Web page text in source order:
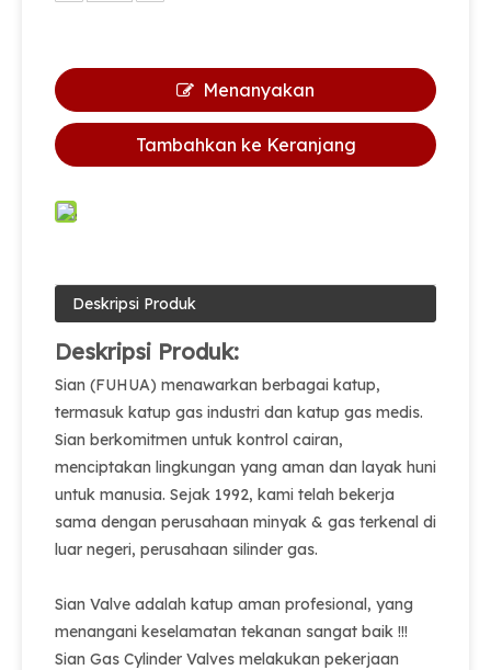
Menanyakan
Tambahkan ke Keranjang
Deskripsi Produk
Deskripsi Produk:
Sian (FUHUA) menawarkan berbagai katup,
termasuk katup gas industri dan katup gas medis.
Sian berkomitmen untuk kontrol cairan,
menciptakan lingkungan yang aman dan layak huni
untuk manusia. Sejak 1992, kami telah bekerja
sama dengan perusahaan minyak & gas terkenal di
luar negeri, perusahaan silinder gas.
Sian Valve adalah katup aman profesional, yang
menangani keselamatan tekanan sangat baik !!!
Sian Gas Cylinder Valves melakukan pekerjaan